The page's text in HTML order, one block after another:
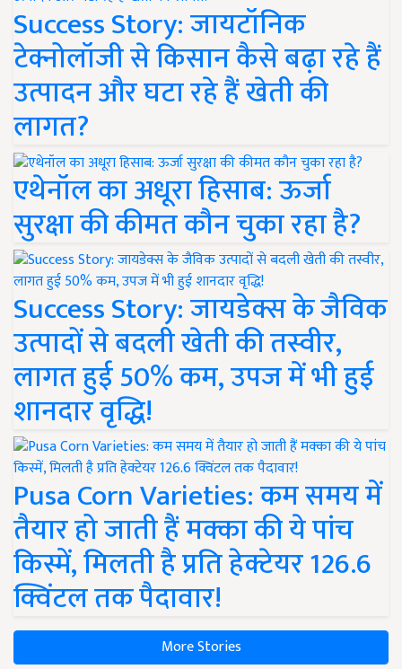
Success Story: जायटॉनिक
टेक्नोलॉजी से किसान कैसे बढ़ा रहे हैं
उत्पादन और घटा रहे हैं खेती की
लागत?
एथेनॉल का अधूरा हिसाब: ऊर्जा
सुरक्षा की कीमत कौन चुका रहा है?
Success Story: जायडेक्स के जैविक
उत्पादों से बदली खेती की तस्वीर,
लागत हुई 50% कम, उपज में भी हुई
शानदार वृद्धि!
Pusa Corn Varieties: कम समय में
तैयार हो जाती हैं मक्का की ये पांच
किस्में, मिलती है प्रति हेक्टेयर 126.6
क्विंटल तक पैदावार!
More Stories